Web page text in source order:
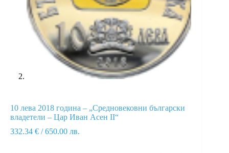
10 лева 2018 година – „Средновековни български
владетели – Цар Иван Асен II“
332.34 € / 650.00 лв.